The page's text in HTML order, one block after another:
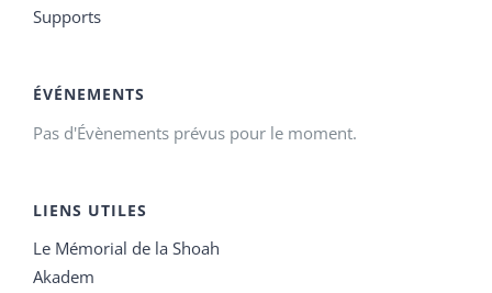
Supports
ÉVÉNEMENTS
Pas d'Évènements prévus pour le moment.
LIENS UTILES
Le Mémorial de la Shoah
Akadem